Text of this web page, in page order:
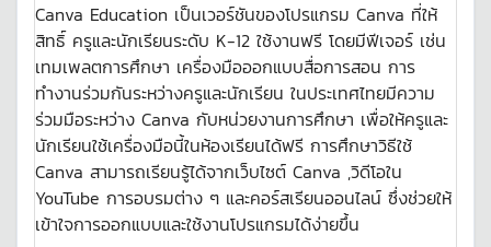
Canva Education เป็นเวอร์ชันของโปรแกรม Canva ที่ให้
สิทธิ์ ครูและนักเรียนระดับ K-12 ใช้งานฟรี โดยมีฟีเจอร์ เช่น
เทมเพลตการศึกษา เครื่องมือออกแบบสื่อการสอน การ
ทำงานร่วมกันระหว่างครูและนักเรียน ในประเทศไทยมีความ
ร่วมมือระหว่าง Canva กับหน่วยงานการศึกษา เพื่อให้ครูและ
นักเรียนใช้เครื่องมือนี้ในห้องเรียนได้ฟรี การศึกษาวิธีใช้
Canva สามารถเรียนรู้ได้จากเว็บไซต์ Canva ,วิดีโอใน
YouTube การอบรมต่าง ๆ และคอร์สเรียนออนไลน์ ซึ่งช่วยให้
เข้าใจการออกแบบและใช้งานโปรแกรมได้ง่ายขึ้น